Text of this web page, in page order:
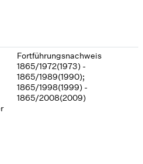
Fortführungsnachweis
1865/1972(1973) -
1865/1989(1990);
1865/1998(1999) -
1865/2008(2009)